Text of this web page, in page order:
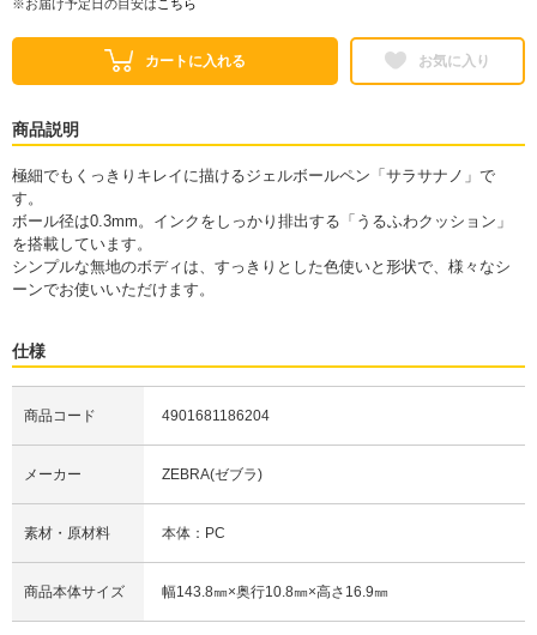
※お届け予定日の目安は こちら
カートに入れる お気に入り
商品説明
極細でもくっきりキレイに描けるジェルボールペン「サラサナノ」で
す。
ボール径は0.3mm。インクをしっかり排出する「うるふわクッション」
を搭載しています。
シンプルな無地のボディは、すっきりとした色使いと形状で、様々なシ
ーンでお使いいただけます。
仕様
商品コード 4901681186204
メーカー ZEBRA(ゼブラ)
素材・原材料 本体：PC
商品本体サイズ 幅143.8㎜×奥行10.8㎜×高さ16.9㎜